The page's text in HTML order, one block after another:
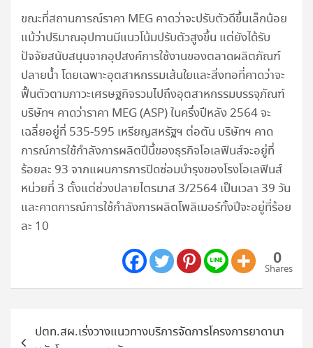
ขณะที่สถานการณ์ราคา MEG คาดว่าจะปรับตัวดีขึ้นเล็กน้อย
แม้ว่าปริมาณอุปทานมีแนวโน้มปรับตัวสูงขึ้น แต่ยังได้รับ
ปัจจัยสนับสนุนจากอุปสงค์การใช้งานของตลาดผลิตภัณฑ์
ปลายน้ำ โดยเฉพาะอุตสาหกรรมเส้นใยและสิ่งทอที่คาดว่าจะ
ฟื้นตัวตามภาวะเศรษฐกิจรวมไปถึงอุตสาหกรรมบรรจุภัณฑ์
บริษัทฯ คาดว่าราคา MEG (ASP) ในครึ่งปีหลัง 2564 จะ
เฉลี่ยอยู่ที่ 535-595 เหรียญสหรัฐฯ ต่อตัน บริษัทฯ คาด
การณ์การใช้กำลังการผลิตปีนี้ของธุรกิจโอเลฟินส์จะอยู่ที่
ร้อยละ 93 จากแผนการการปิดซ่อมบำรุงของโรงโอเลฟินส์
หน่วยที่ 3 ตั้งแต่ช่วงปลายไตรมาส 3/2564 เป็นเวลา 39 วัน
และคาดการณ์การใช้กำลังการผลิตโพลิเมอร์ทั้งปีจะอยู่ที่ร้อย
ละ 10
0
Shares
แนะแนว
เรื่องปตท.สผ.เร่งวางแนวทางบริการจัดการโครงการยาดานา